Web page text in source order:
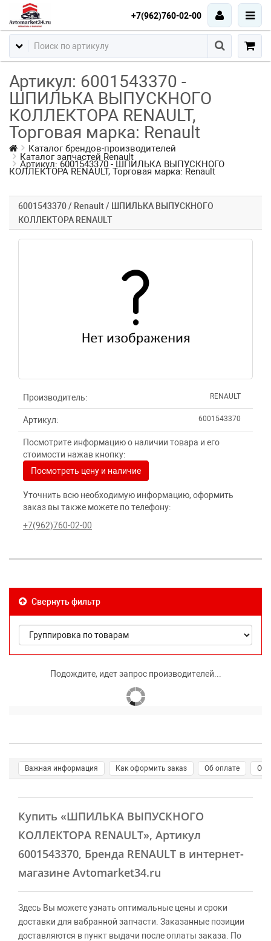
+7(962)760-02-00
Артикул: 6001543370 -
ШПИЛЬКА ВЫПУСКНОГО
КОЛЛЕКТОРА RENAULT,
Торговая марка: Renault
Каталог брендов-производителей
Каталог запчастей Renault
Артикул: 6001543370 - ШПИЛЬКА ВЫПУСКНОГО
КОЛЛЕКТОРА RENAULT, Торговая марка: Renault
6001543370 / Renault / ШПИЛЬКА ВЫПУСКНОГО
КОЛЛЕКТОРА RENAULT
Производитель: RENAULT
Артикул: 6001543370
Посмотрите информацию о наличии товара и его
стоимости нажав кнопку:
Посмотреть цену и наличие
Уточнить всю необходимую информацию, оформить
заказ вы также можете по телефону:
+7(962)760-02-00
Свернуть фильтр
Подождите, идет запрос производителей...
Важная информация Как оформить заказ Об оплате О
Купить «ШПИЛЬКА ВЫПУСКНОГО
КОЛЛЕКТОРА RENAULT», Артикул
6001543370, Бренда RENAULT в интернет-
магазине Avtomarket34.ru
Здесь Вы можете узнать оптимальные цены и сроки
доставки для вабранной запчасти. Заказанные позиции
доставляются в пункт выдачи после оплаты заказа. По